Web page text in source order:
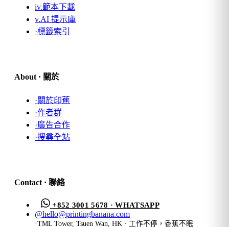
iv.範本下載
v.AI 提示庫
·標籤索引
About · 關於
·關於印蕉
·作者群
·廣告合作
·搜尋全站
Contact · 聯絡
+852 3001 5678 · WHATSAPP
@hello@printingbanana.com
·TML Tower, Tsuen Wan, HK · 工作不停，香蕉不眠